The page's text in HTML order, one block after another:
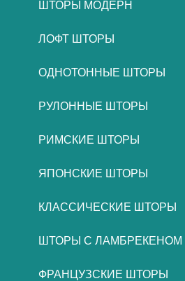
ШТОРЫ МОДЕРН
ЛОФТ ШТОРЫ
ОДНОТОННЫЕ ШТОРЫ
РУЛОННЫЕ ШТОРЫ
РИМСКИЕ ШТОРЫ
ЯПОНСКИЕ ШТОРЫ
КЛАССИЧЕСКИЕ ШТОРЫ
ШТОРЫ С ЛАМБРЕКЕНОМ
ФРАНЦУЗСКИЕ ШТОРЫ